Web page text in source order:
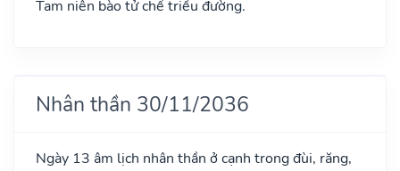
Tam niên bào tử chế triều đường.
Nhân thần 30/11/2036
Ngày 13 âm lịch nhân thần ở cạnh trong đùi, răng,